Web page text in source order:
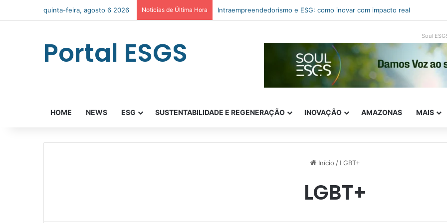
quinta-feira, agosto 6 2026 Notícias de Última Hora Biomimética: a inteligência da vida a serviço da inovação
Portal ESGS Soul
HOME NEWS ESG SUSTENTABILIDADE E REGENERAÇÃO INOVAÇÃO AMAZONAS MAIS
Início / LGBT+
LGBT+